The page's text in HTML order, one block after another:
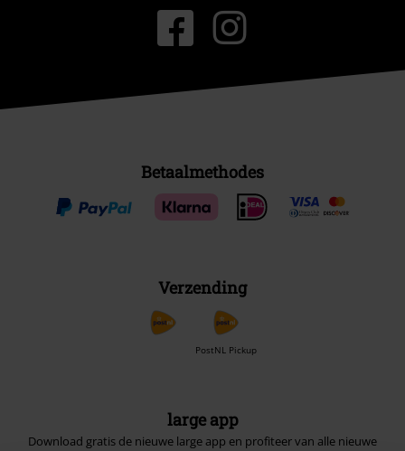
Betaalmethodes
Verzending
PostNL Pickup
large app
Download gratis de nieuwe large app en profiteer van alle nieuwe